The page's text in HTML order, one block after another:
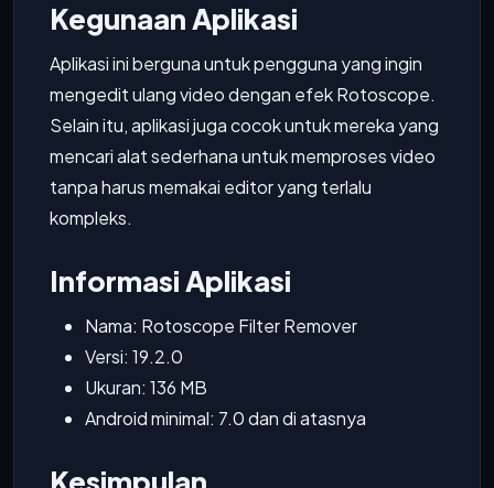
Kegunaan Aplikasi
Aplikasi ini berguna untuk pengguna yang ingin
mengedit ulang video dengan efek Rotoscope.
Selain itu, aplikasi juga cocok untuk mereka yang
mencari alat sederhana untuk memproses video
tanpa harus memakai editor yang terlalu
kompleks.
Informasi Aplikasi
Nama: Rotoscope Filter Remover
Versi: 19.2.0
Ukuran: 136 MB
Android minimal: 7.0 dan di atasnya